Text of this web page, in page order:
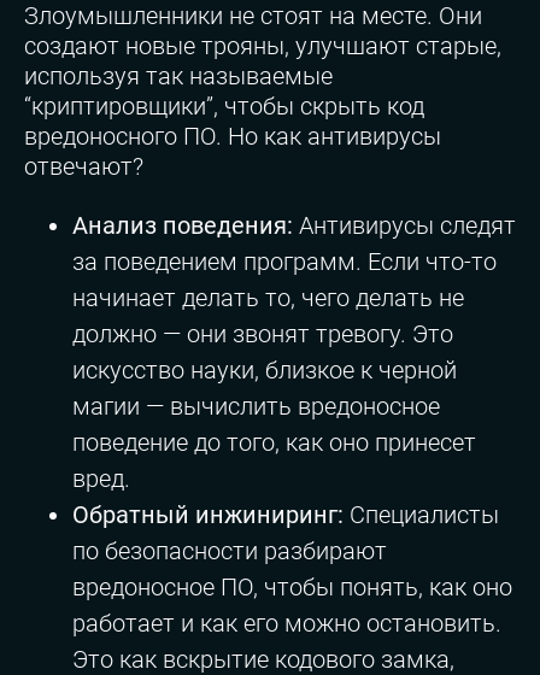
Злоумышленники не стоят на месте. Они
создают новые трояны, улучшают старые,
используя так называемые
“криптировщики”, чтобы скрыть код
вредоносного ПО. Но как антивирусы
отвечают?
Анализ поведения: Антивирусы следят
за поведением программ. Если что-то
начинает делать то, чего делать не
должно — они звонят тревогу. Это
искусство науки, близкое к черной
магии — вычислить вредоносное
поведение до того, как оно принесет
вред.
Обратный инжиниринг: Специалисты
по безопасности разбирают
вредоносное ПО, чтобы понять, как оно
работает и как его можно остановить.
Это как вскрытие кодового замка,